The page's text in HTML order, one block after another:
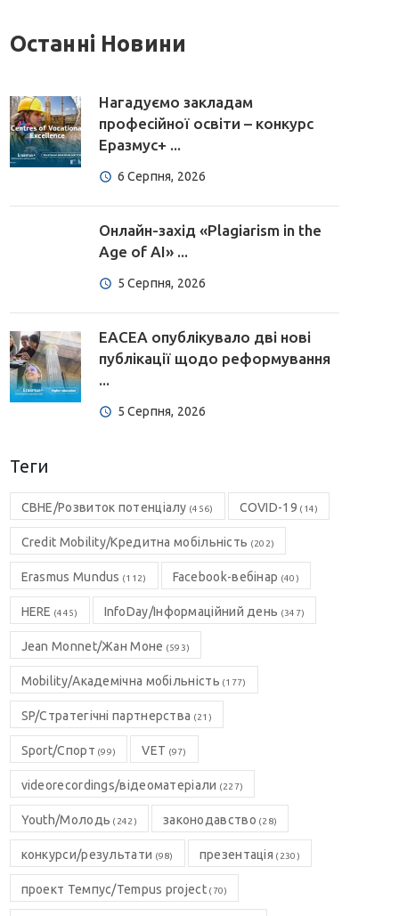
Останні Новини
Нагадуємо закладам
професійної освіти – конкурс
Еразмус+ ...
6 Серпня, 2026
Онлайн-захід «Plagiarism in the
Age of AI» ...
5 Серпня, 2026
EACEA опублікувало дві нові
публікації щодо реформування
...
5 Серпня, 2026
Теги
CBHE/Розвиток потенціалу (456) COVID-19 (14)
Credit Mobility/Кредитна мобільність (202)
Erasmus Mundus (112) Facebook-вебінар (40)
HERE (445) InfoDay/Інформаційний день (347)
Jean Monnet/Жан Моне (593)
Mobility/Академічна мобільність (177)
SP/Стратегічні партнерства (21)
Sport/Спорт (99) VET (97)
videorecordings/відеоматеріали (227)
Youth/Молодь (242) законодавство (28)
конкурси/результати (98) презентація (230)
проект Темпус/Tempus project(70)